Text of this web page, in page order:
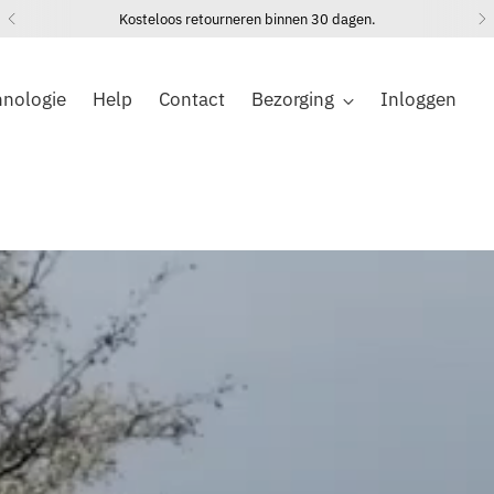
Gratis verzending naar Nederland, België en Duitsland!
Help Contact Bezorging Inloggen